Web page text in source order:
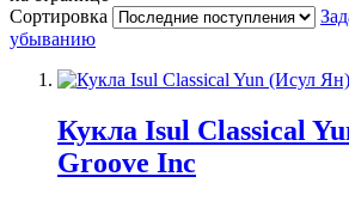
Сортировка
убыванию
Кукла Isul Classical
Groove Inc